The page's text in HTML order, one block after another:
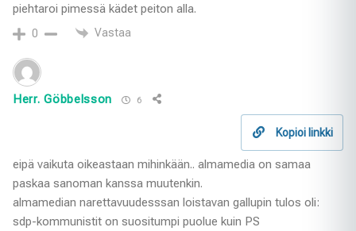
piehtaroi pimessä kädet peiton alla.
0 Vastaa
Herr. Göbbelsson 6
Kopioi linkki
eipä vaikuta oikeastaan mihinkään.. almamedia on samaa
paskaa sanoman kanssa muutenkin.
almamedian narettavuudesssan loistavan gallupin tulos oli:
sdp-kommunistit on suositumpi puolue kuin PS